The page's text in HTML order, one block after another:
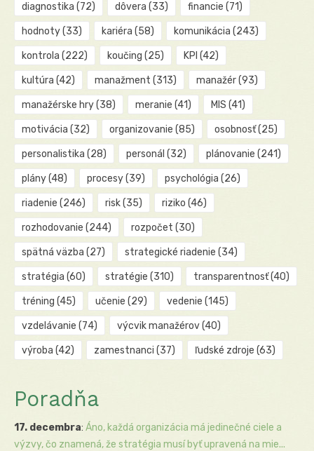
diagnostika (72) dôvera (33) financie (71)
hodnoty(33) kariéra (58) komunikácia (243)
kontrola (222) koučing (25) KPI (42)
kultúra (42) manažment (313) manažér(93)
manažérske hry(38) meranie (41) MIS (41)
motivácia (32) organizovanie (85) osobnosť(25)
personalistika (28) personál (32) plánovanie (241)
plány(48) procesy(39) psychológia (26)
riadenie (246) risk(35) riziko (46)
rozhodovanie (244) rozpočet (30)
spätná väzba (27) strategické riadenie (34)
stratégia (60) stratégie (310) transparentnosť(40)
tréning (45) učenie (29) vedenie (145)
vzdelávanie (74) výcvik manažérov(40)
výroba (42) zamestnanci (37) ľudské zdroje (63)
Poradňa
17. decembra: Áno, každá organizácia má jedinečné ciele a
výzvy, čo znamená, že stratégia musí byť upravená na mie...